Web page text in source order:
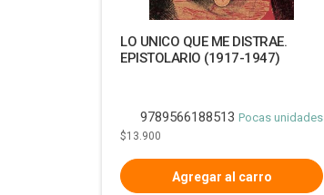
LO UNICO QUE ME DISTRAE.
EPISTOLARIO (1917-1947)
9789566188513 Pocas unidades
$13.900